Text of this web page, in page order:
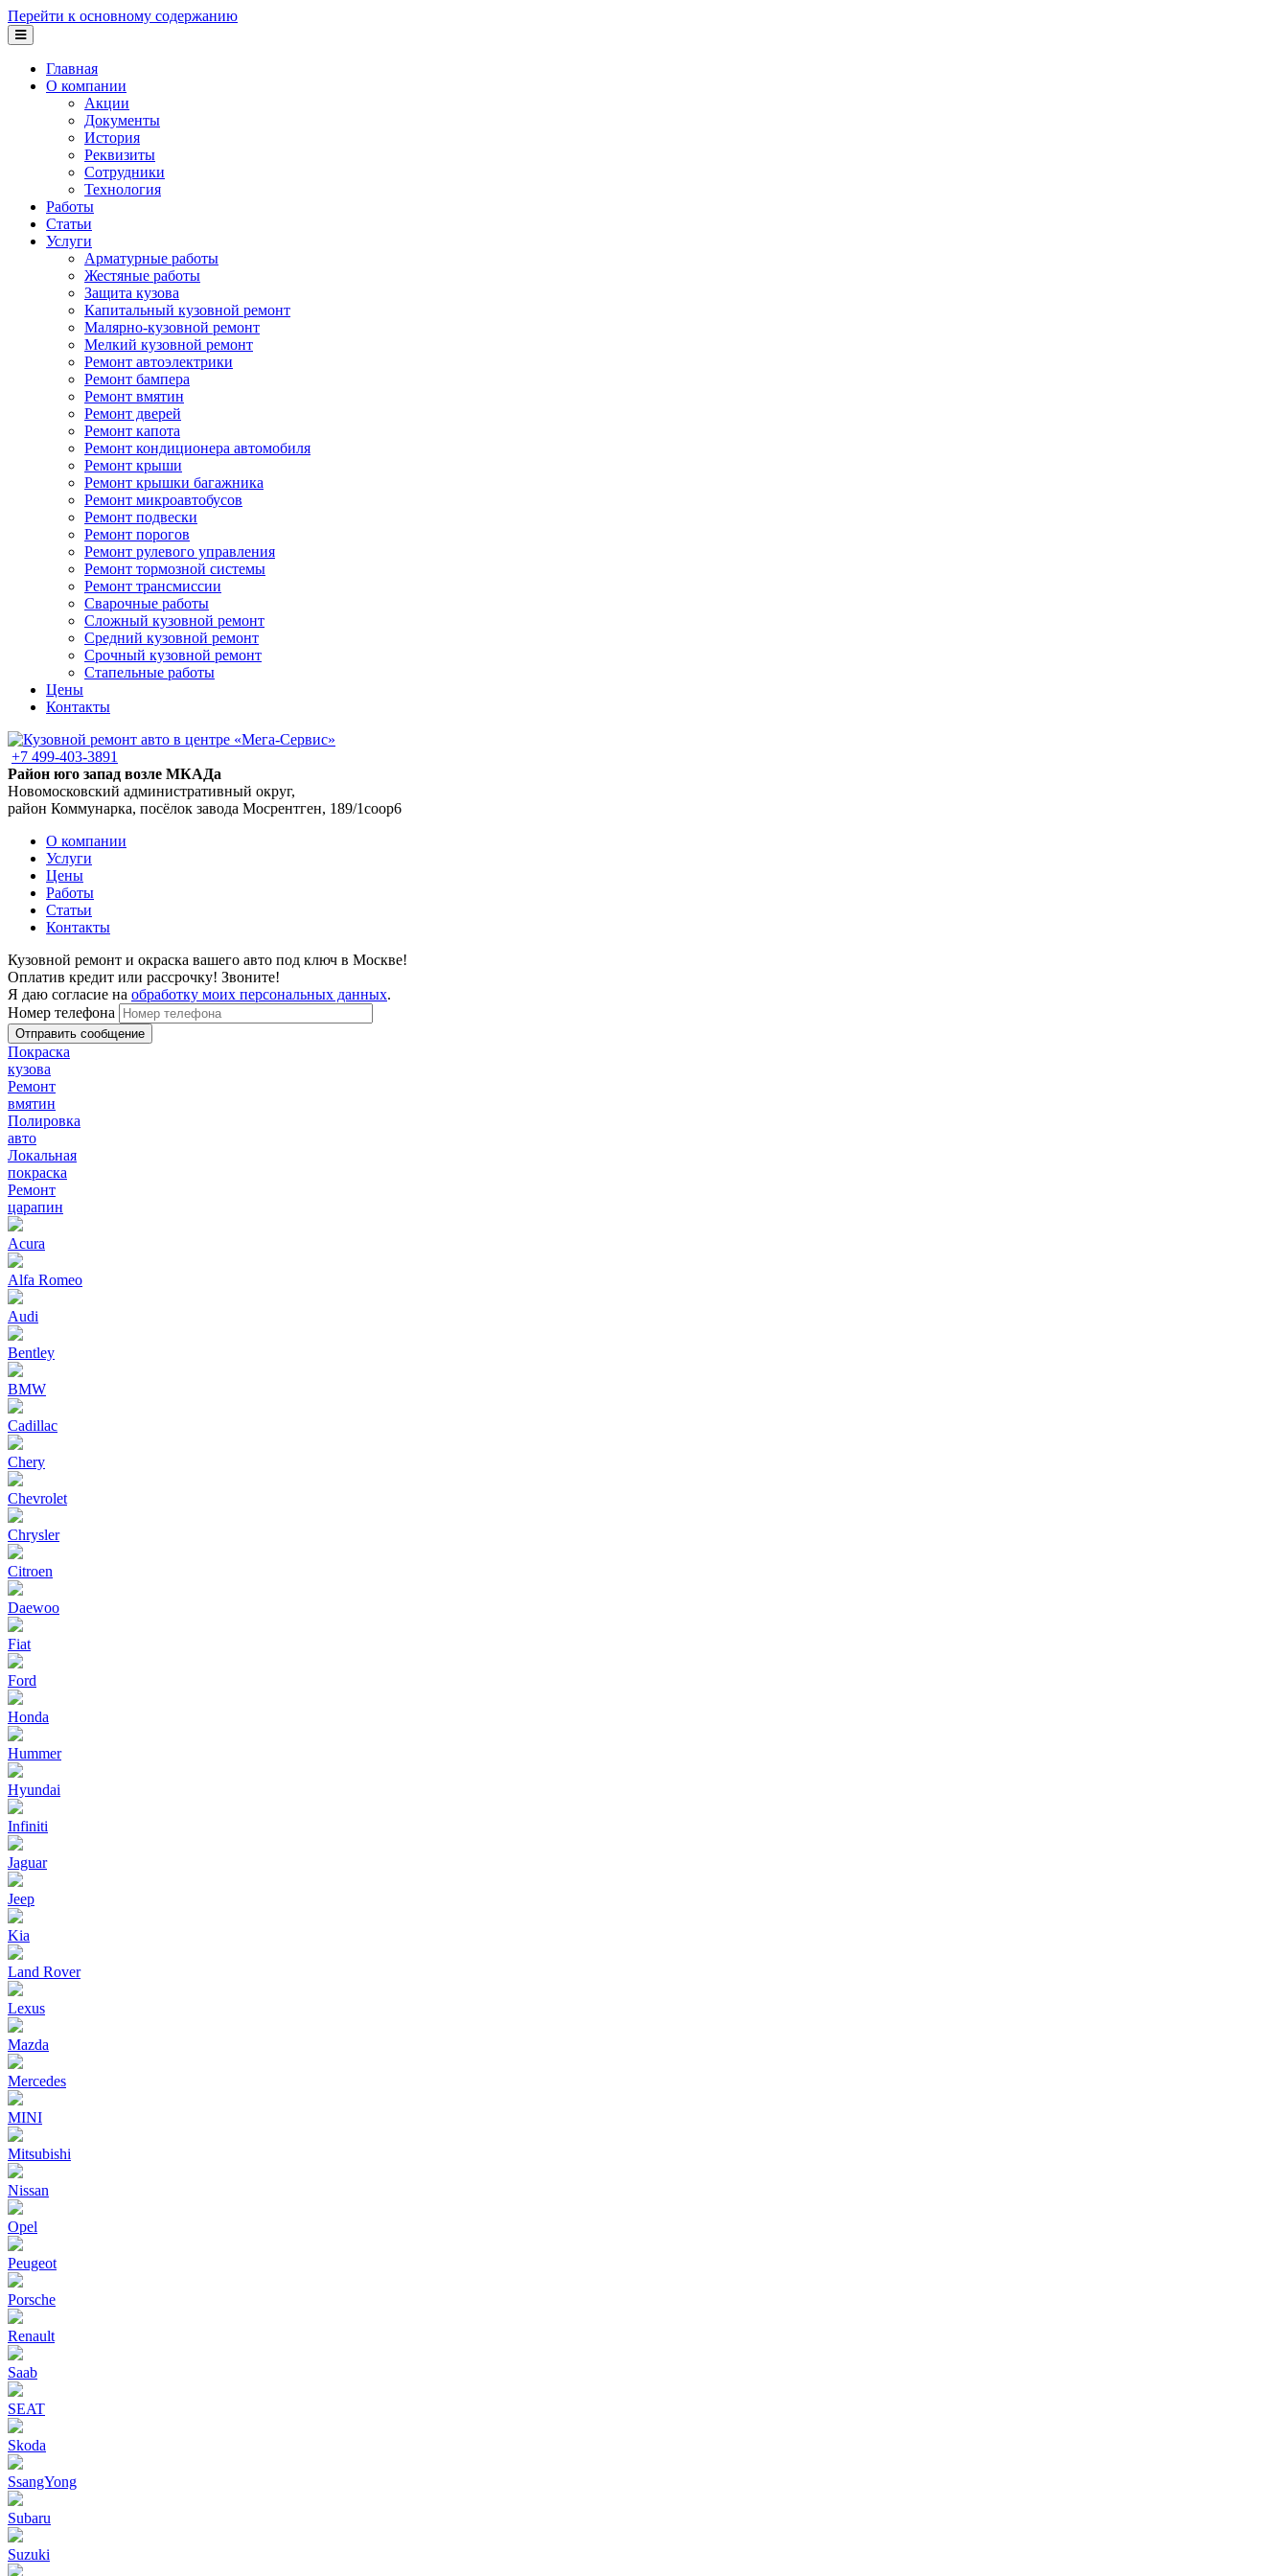
Перейти к основному содержанию
Главная
О компании
Акции
Документы
История
Реквизиты
Сотрудники
Технология
Работы
Статьи
Услуги
Арматурные работы
Жестяные работы
Защита кузова
Капитальный кузовной ремонт
Малярно-кузовной ремонт
Мелкий кузовной ремонт
Ремонт автоэлектрики
Ремонт бампера
Ремонт вмятин
Ремонт дверей
Ремонт капота
Ремонт кондиционера автомобиля
Ремонт крыши
Ремонт крышки багажника
Ремонт микроавтобусов
Ремонт подвески
Ремонт порогов
Ремонт рулевого управления
Ремонт тормозной системы
Ремонт трансмиссии
Сварочные работы
Сложный кузовной ремонт
Средний кузовной ремонт
Срочный кузовной ремонт
Стапельные работы
Цены
Контакты
+7 499-403-3891
Район юго запад возле МКАДа
Новомосковский административный округ,
район Коммунарка, посёлок завода Мосрентген, 189/1соор6
О компании
Услуги
Цены
Работы
Статьи
Контакты
Кузовной ремонт и окраска вашего авто под ключ в Москве!
Оплатив кредит или рассрочку! Звоните!
Я даю согласие на обработку моих персональных данных.
Номер телефона
Покраска
кузова
Ремонт
вмятин
Полировка
авто
Локальная
покраска
Ремонт
царапин
Acura
Alfa Romeo
Audi
Bentley
BMW
Cadillac
Chery
Chevrolet
Chrysler
Citroen
Daewoo
Fiat
Ford
Honda
Hummer
Hyundai
Infiniti
Jaguar
Jeep
Kia
Land Rover
Lexus
Mazda
Mercedes
MINI
Mitsubishi
Nissan
Opel
Peugeot
Porsche
Renault
Saab
SEAT
Skoda
SsangYong
Subaru
Suzuki